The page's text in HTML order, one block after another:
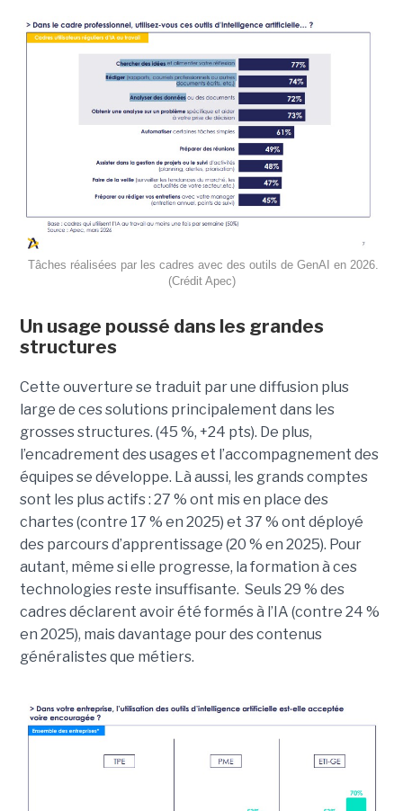
Tâches réalisées par les cadres avec des outils de GenAI en 2026.
(Crédit Apec)
Un usage poussé dans les grandes
structures
Cette ouverture se traduit par une diffusion plus
large de ces solutions principalement dans les
grosses structures. (45 %, +24 pts). De plus,
l’encadrement des usages et l’accompagnement des
équipes se développe. Là aussi, les grands comptes
sont les plus actifs : 27 % ont mis en place des
chartes (contre 17 % en 2025) et 37 % ont déployé
des parcours d’apprentissage (20 % en 2025). Pour
autant, même si elle progresse, la formation à ces
technologies reste insuffisante. Seuls 29 % des
cadres déclarent avoir été formés à l’IA (contre 24 %
en 2025), mais davantage pour des contenus
généralistes que métiers.